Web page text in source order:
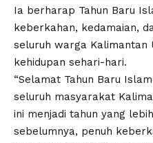
Ia berharap Tahun Baru
keberkahan, kedamaian,
seluruh warga Kalimantan
kehidupan sehari-hari.
“Selamat Tahun Baru
seluruh masyarakat
ini menjadi tahun yang
sebelumnya, penuh